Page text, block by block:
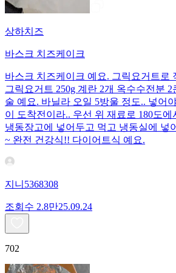
상하치즈
바스크 치즈케이크
바스크 치즈케이크 예요. 그릭요거트로
그릭요거트 250g 계란 2개 옥수수전분
술 예요. 바닐라 오일 5방울 정도.. 넣어
이 도착전이라.. 우선 위 재료로 180도
냉동장고에 넣어두고 먹고 냉동실에 넣
~ 완전 건강식!! 다이어트식 예요.
지니5368308
조회수 2.8만25.09.24
702